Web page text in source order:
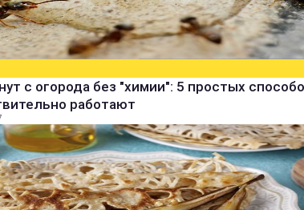
с огорода без "химии": 5 простых
работают